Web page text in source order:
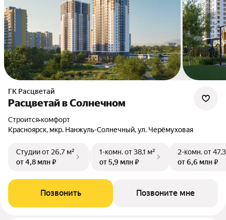
ГК Расцветай
Расцветай в Солнечном
Строится•комфорт
Красноярск, мкр. Нанжуль-Солнечный, ул. Черёмуховая
Студииот 26,7 м²
от 4,8 млн ₽
1-комн.от 38,1 м²
от 5,9 млн ₽
2-комн.от
от 6,6 млн ₽
Позвонить Позвоните мне